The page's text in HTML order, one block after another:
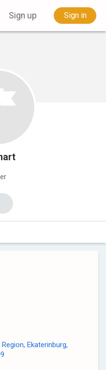
Sign up Sign in
Ekaterinburg,